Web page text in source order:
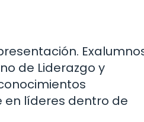
de Liderazgo y
en líderes dentro de